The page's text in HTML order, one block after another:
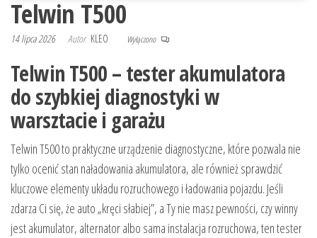
Telwin T500
14 lipca 2026 Autor KLEO Wyłączono
Telwin T500 – tester akumulatora
do szybkiej diagnostyki w
warsztacie i garażu
Telwin T500 to praktyczne urządzenie diagnostyczne, które pozwala nie
tylko ocenić stan naładowania akumulatora, ale również sprawdzić
kluczowe elementy układu rozruchowego i ładowania pojazdu. Jeśli
zdarza Ci się, że auto „kręci słabiej”, a Ty nie masz pewności, czy winny
jest akumulator, alternator albo sama instalacja rozruchowa, ten tester